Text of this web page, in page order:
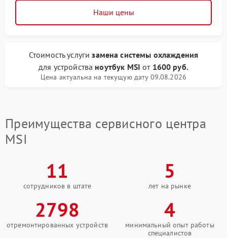
Наши цены
Стоимость услугизамена системы охлаждения
для устройства ноутбук MSI от 1600 руб.
Цена актуальна на текущую дату 09.08.2026
Преимущества сервисного центра
MSI
11
сотрудников в штате
5
лет на рынке
2798
отремонтированных устройств
4
минимальный опыт работы
специалистов